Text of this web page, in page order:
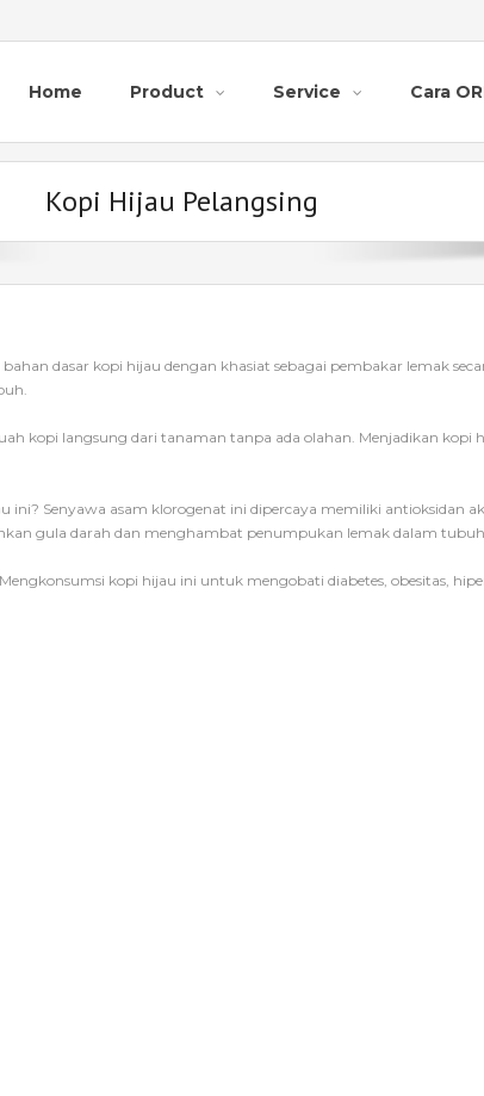
Home Product Service Cara
Kopi Hijau Pelangsing
dasar kopi hijau dengan khasiat sebagai pembakar lemak
kopi langsung dari tanaman tanpa ada olahan. Menjadikan
ini? Senyawa asam klorogenat ini dipercaya memiliki
gula darah dan menghambat penumpukan lemak dalam
kopi hijau ini untuk mengobati diabetes, obesitas,